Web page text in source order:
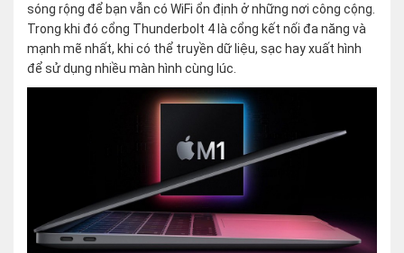
sóng rộng để bạn vẫn có WiFi ổn định ở những nơi công cộng.
Trong khi đó cổng Thunderbolt 4 là cổng kết nối đa năng và
mạnh mẽ nhất, khi có thể truyền dữ liệu, sạc hay xuất hình
để sử dụng nhiều màn hình cùng lúc.